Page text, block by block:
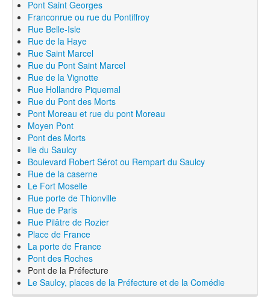
Pont Saint Georges
Franconrue ou rue du Pontiffroy
Rue Belle-Isle
Rue de la Haye
Rue Saint Marcel
Rue du Pont Saint Marcel
Rue de la Vignotte
Rue Hollandre Piquemal
Rue du Pont des Morts
Pont Moreau et rue du pont Moreau
Moyen Pont
Pont des Morts
Ile du Saulcy
Boulevard Robert Sérot ou Rempart du Saulcy
Rue de la caserne
Le Fort Moselle
Rue porte de Thionville
Rue de Paris
Rue Pilâtre de Rozier
Place de France
La porte de France
Pont des Roches
Pont de la Préfecture
Le Saulcy, places de la Préfecture et de la Comédie